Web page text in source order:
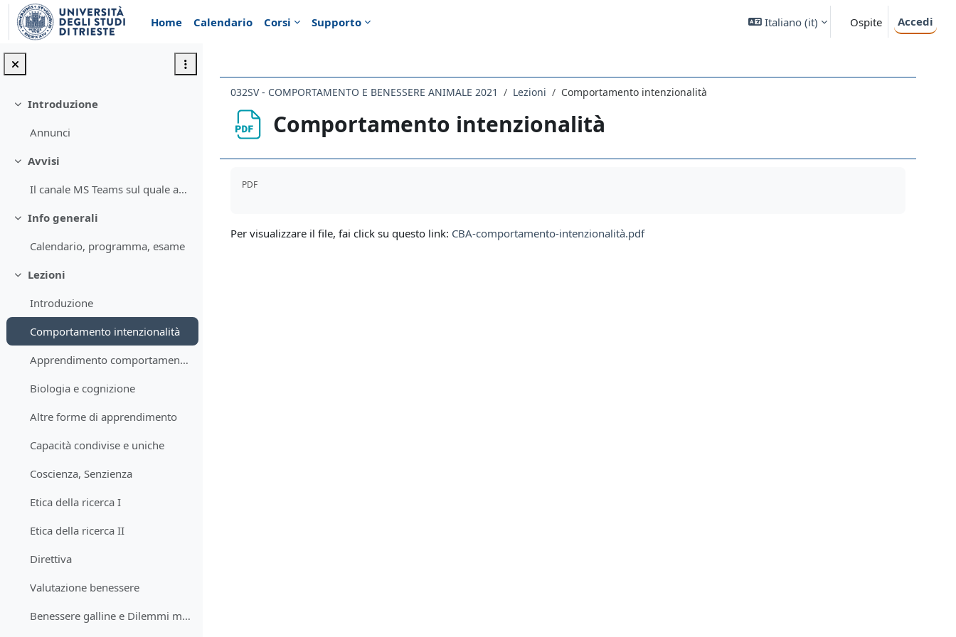
Vai al contenuto principale
Home
Calendario Corsi Supporto Italiano ‎(it)‎ Ospite Accedi
Minimizza
Introduzione
Annunci
Minimizza
Avvisi
Il canale MS Teams sul quale accedere per le regis...
Minimizza
Info generali
Calendario, programma, esame
Minimizza
Lezioni
Introduzione
Comportamento intenzionalità
Apprendimento comportamentismo
Biologia e cognizione
Altre forme di apprendimento
Capacità condivise e uniche
Coscienza, Senzienza
Etica della ricerca I
Etica della ricerca II
Direttiva
Valutazione benessere
Benessere galline e Dilemmi morali
032SV - COMPORTAMENTO E BENESSERE ANIMALE 2021 Lezioni Comportamento intenzionalità
Comportamento intenzionalità
PDF
Per visualizzare il file, fai click su questo link: CBA-comportamento-intenzionalità.pdf